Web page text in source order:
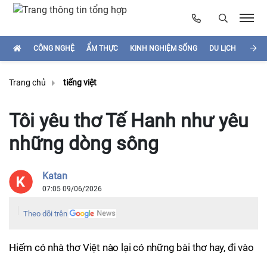
CÔNG NGHỆ ẨM THỰC KINH NGHIỆM SỐNG DU LỊCH
Trang chủ tiếng việt
Tôi yêu thơ Tế Hanh như yêu
những dòng sông
Katan
07:05 09/06/2026
Theo dõi trên
Hiếm có nhà thơ Việt nào lại có những bài thơ hay, đi vào